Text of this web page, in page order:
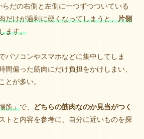
だの右側と左側に一つずつついている
だけが過剰に硬くなってしまうと、片側
ます。
パソコンやスマホなどに集中してしま
間偏った筋肉にだけ負担をかけしまい、
とが多い。
所」で、
どちらの筋肉なのか見当がつく
トと内容を参考に、自分に近いものを探